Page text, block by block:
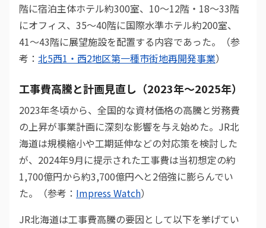
階に宿泊主体ホテル約300室、10〜12階・18〜33階
にオフィス、35〜40階に国際水準ホテル約200室、
41〜43階に展望施設を配置する内容であった。（参
考： 北5西1・西2地区第一種市街地再開発事業）
工事費高騰と計画見直し（2023年〜2025年）
2023年冬頃から、全国的な資材価格の高騰と労務費
の上昇が事業計画に深刻な影響を与え始めた。JR北
海道は規模縮小や工期延伸などの対応策を検討した
が、2024年9月に提示された工事費は当初想定の約
1,700億円から約3,700億円へと2倍強に膨らんでい
た。（参考： Impress Watch）
JR北海道は工事費高騰の要因として以下を挙げてい